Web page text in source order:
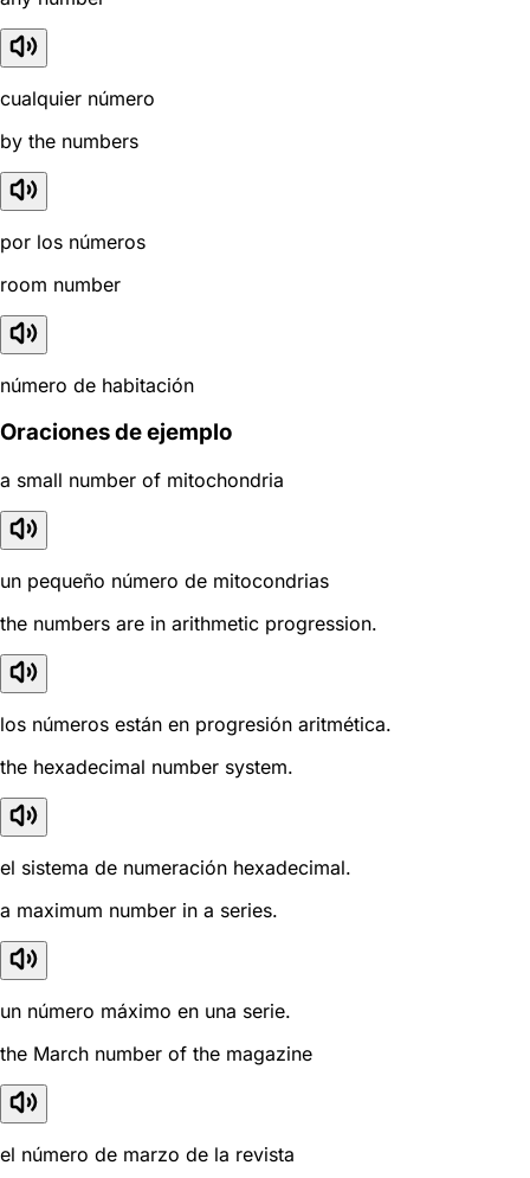
cualquier número
by the numbers
por los números
room number
número de habitación
Oraciones de ejemplo
a small number of mitochondria
un pequeño número de mitocondrias
the numbers are in arithmetic progression.
los números están en progresión aritmética.
the hexadecimal number system.
el sistema de numeración hexadecimal.
a maximum number in a series.
un número máximo en una serie.
the March number of the magazine
el número de marzo de la revista